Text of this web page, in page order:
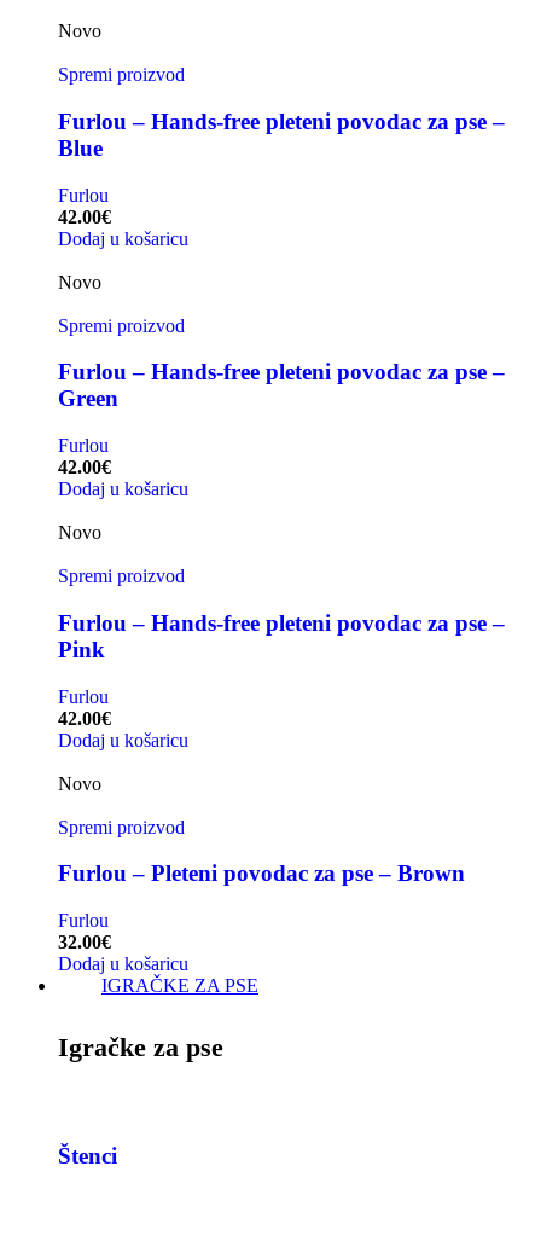
Novo
Spremi proizvod
Furlou – Hands-free pleteni povodac za pse –
Blue
Furlou
42.00€
Dodaj u košaricu
Novo
Spremi proizvod
Furlou – Hands-free pleteni povodac za pse –
Green
Furlou
42.00€
Dodaj u košaricu
Novo
Spremi proizvod
Furlou – Hands-free pleteni povodac za pse –
Pink
Furlou
42.00€
Dodaj u košaricu
Novo
Spremi proizvod
Furlou – Pleteni povodac za pse – Brown
Furlou
32.00€
Dodaj u košaricu
IGRAČKE ZA PSE
Igračke za pse
Štenci